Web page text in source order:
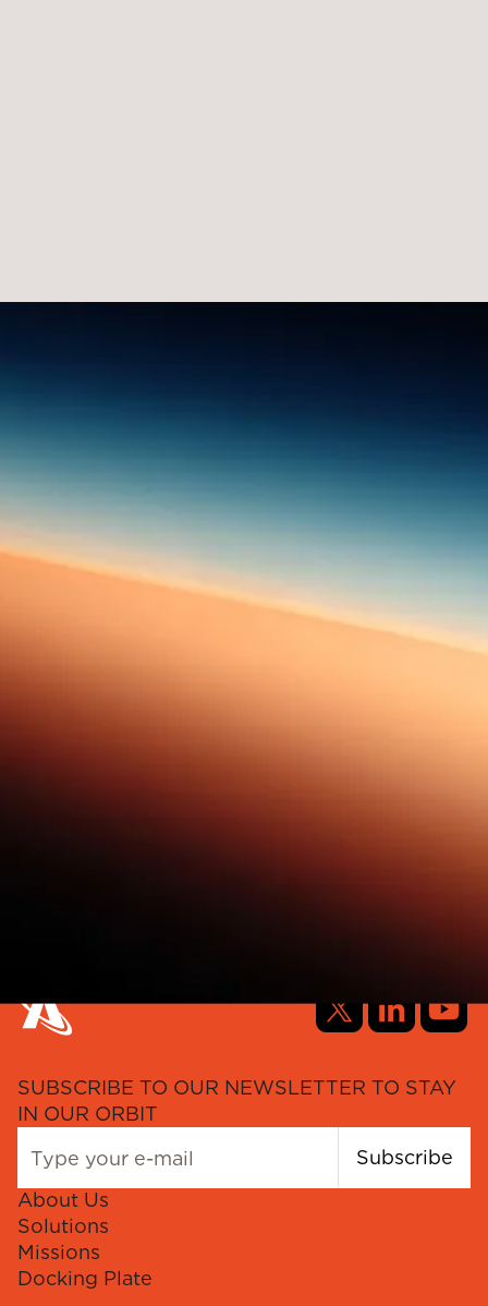
SUBSCRIBE TO OUR NEWSLETTER TO STAY
IN OUR ORBIT
Subscribe
About Us
Solutions
Missions
Docking Plate